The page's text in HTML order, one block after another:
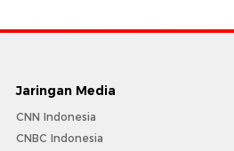
Jaringan Media
CNN Indonesia
CNBC Indonesia